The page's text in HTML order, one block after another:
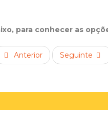
para conhecer as
Anterior Seguinte